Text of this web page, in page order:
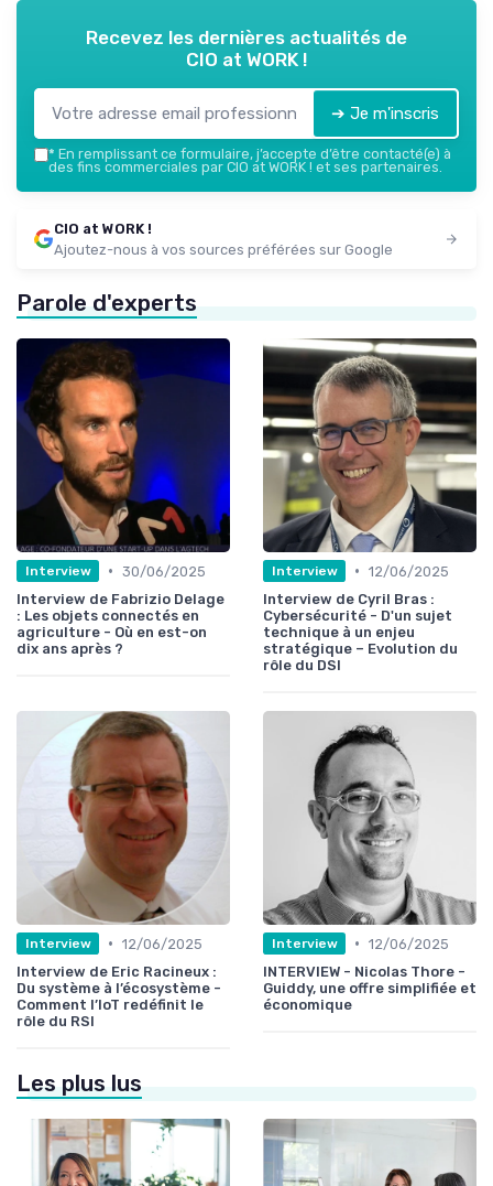
Recevez les dernières actualités de
CIO at WORK !
➔ Je m'inscris
* En remplissant ce formulaire, j’accepte d’être contacté(e) à
des fins commerciales par CIO at WORK ! et ses partenaires.
CIO at WORK !
Ajoutez-nous à vos sources préférées sur Google
Parole d'experts
Interview • 30/06/2025
Interview de Fabrizio Delage
: Les objets connectés en
agriculture - Où en est-on
dix ans après ?
Interview • 12/06/2025
Interview de Cyril Bras :
Cybersécurité - D'un sujet
technique à un enjeu
stratégique – Evolution du
rôle du DSI
Interview • 12/06/2025
Interview de Eric Racineux :
Du système à l’écosystème -
Comment l’IoT redéfinit le
rôle du RSI
Interview • 12/06/2025
INTERVIEW - Nicolas Thore -
Guiddy, une offre simplifiée et
économique
Les plus lus